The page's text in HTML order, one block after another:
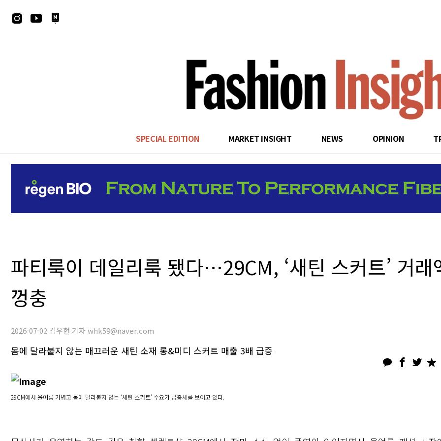
search
SPECIAL EDITION MARKET INSIGHT NEWS OPINION
파티룩이 데일리룩 됐다…29CM, ‘새틴 스커트’ 거래
껑충
2026-07-02 김우현 기자 whk59@naver.com
몸에 달라붙지 않는 매끄러운 새틴 소재 롱&미디 스커트 매출 3배 급증
29CM에서 올여름 가볍고 몸에 달라붙지 않는 ‘새틴 스커트’ 수요가 급증세를 보이고 있다.